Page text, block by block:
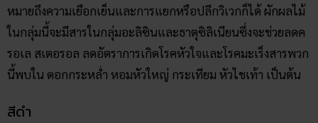
หมายถึงความเยือกเย็นและการแยกหรือปลีกวิเวกก็ได้ ผักผลไม้
ในกลุ่มนี้จะมีสารในกลุ่มอะลิซินและธาตุซิลิเนียนซึ่งจะช่วยลดค
รอเล สเตอรอล ลดอัตราการเกิดโรคหัวใจและโรคมะเร็งสารพวก
นี้พบใน ดอกกระหล่ำ หอมหัวใหญ่ กระเทียม หัวไชเท้า เป็นต้น
สีดำ